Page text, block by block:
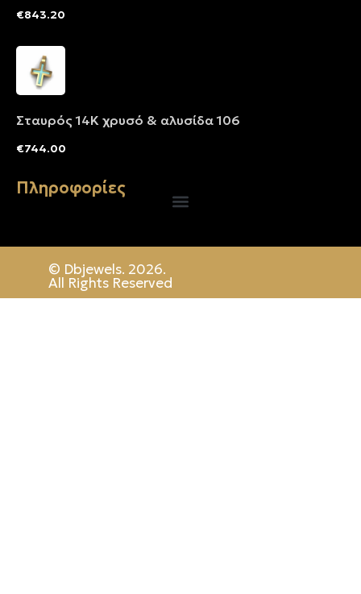
€843.20
Σταυρός 14Κ χρυσό & αλυσίδα 106
€744.00
Πληροφορίες
© Dbjewels. 2026.
All Rights Reserved